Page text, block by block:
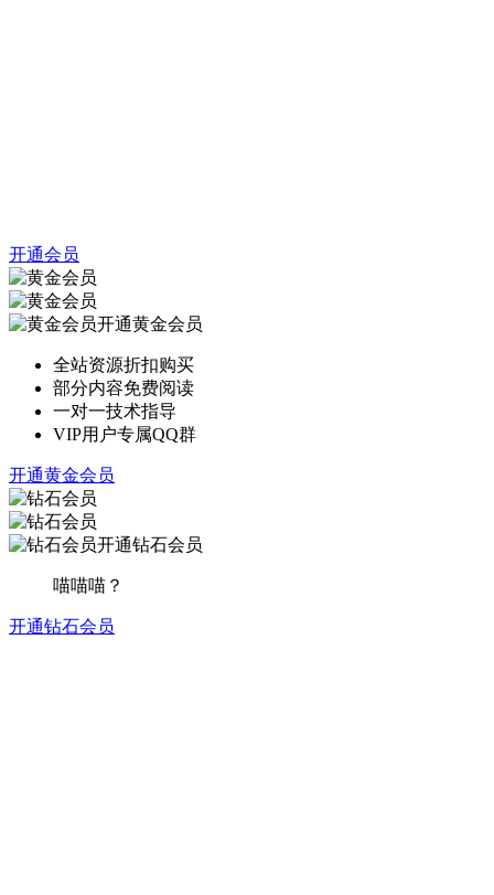
开通会员
开通黄金会员
全站资源折扣购买
部分内容免费阅读
一对一技术指导
VIP用户专属QQ群
开通黄金会员
开通钻石会员
喵喵喵？
开通钻石会员